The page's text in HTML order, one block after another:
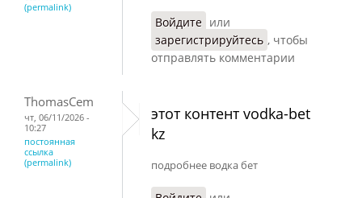
(permalink)
Войдите или
зарегистрируйтесь , чтобы
отправлять комментарии
ThomasCem
чт, 06/11/2026 -
10:27
постоянная
ссылка
(permalink)
этот контент vodka-bet
kz
подробнее водка бет